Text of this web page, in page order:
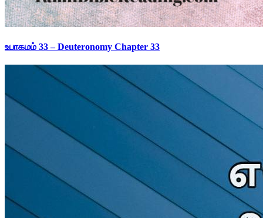
உபாகமம் 33 – Deuteronomy Chapter 33